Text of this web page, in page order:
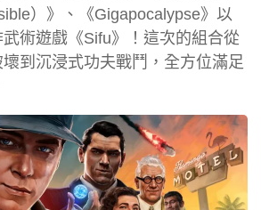
）》、《Gigapocalypse》以
術遊戲《Sifu》！這次的組合從
到沉浸式功夫戰鬥，全方位滿足